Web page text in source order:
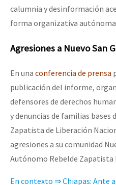
calumnia y desinformación
forma organizativa
Agresiones a Nuevo San
En una conferencia de prensa
publicación del informe,
defensores de derechos
y denuncias de familias bases
Zapatista de Liberación
agresiones a su comunidad
Autónomo Rebelde Zapatista
En contexto ⇒ Chiapas: Ante